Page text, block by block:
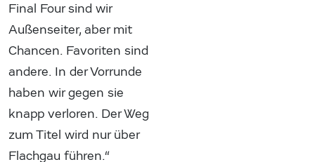
Final Four sind wir
Außenseiter, aber mit
Chancen. Favoriten sind
andere. In der Vorrunde
haben wir gegen sie
knapp verloren. Der Weg
zum Titel wird nur über
Flachgau führen.“